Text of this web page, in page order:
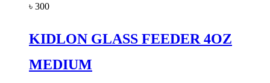
৳ 300
KIDLON GLASS FEEDER 4OZ
MEDIUM